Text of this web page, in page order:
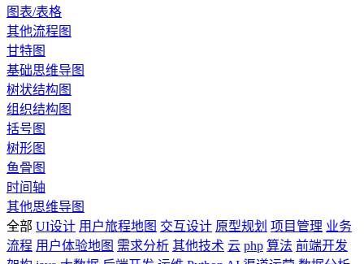
图表/表格
其他流程图
甘特图
基础思维导图
树状结构图
组织结构图
括号图
树形图
鱼骨图
时间轴
其他思维导图
全部 UI设计 用户旅程地图 交互设计 原型规划 项目管理 业务
流程 用户体验地图 需求分析 其他技术 云 php 算法 前端开发